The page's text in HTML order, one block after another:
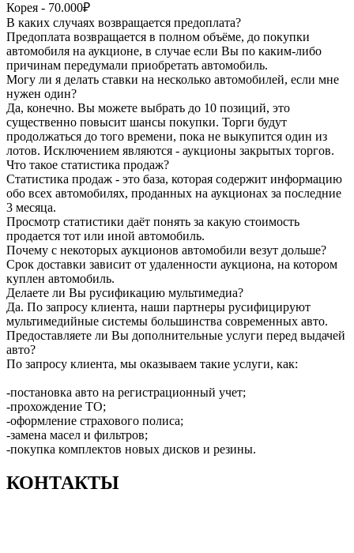
Корея - 70.000₽
В каких случаях возвращается предоплата?
Предоплата возвращается в полном объёме, до покупки
автомобиля на аукционе, в случае если Вы по каким-либо
причинам передумали приобретать автомобиль.
Могу ли я делать ставки на несколько автомобилей, если мне
нужен один?
Да, конечно. Вы можете выбрать до 10 позиций, это
существенно повысит шансы покупки. Торги будут
продолжаться до того времени, пока не выкупится один из
лотов. Исключением являются - аукционы закрытых торгов.
Что такое статистика продаж?
Статистика продаж - это база, которая содержит информацию
обо всех автомобилях, проданных на аукционах за последние
3 месяца.
Просмотр статистики даёт понять за какую стоимость
продается тот или иной автомобиль.
Почему с некоторых аукционов автомобили везут дольше?
Срок доставки зависит от удаленности аукциона, на котором
куплен автомобиль.
Делаете ли Вы русификацию мультимедиа?
Да. По запросу клиента, наши партнеры русифицируют
мультимедийные системы большинства современных авто.
Предоставляете ли Вы дополнительные услуги перед выдачей
авто?
По запросу клиента, мы оказываем такие услуги, как:
-постановка авто на регистрационный учет;
-прохождение ТО;
-оформление страхового полиса;
-замена масел и фильтров;
-покупка комплектов новых дисков и резины.
КОНТАКТЫ